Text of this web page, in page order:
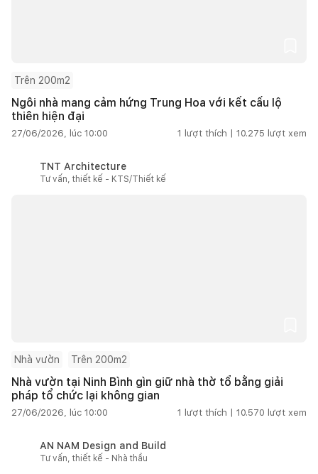
Trên 200m2
Ngôi nhà mang cảm hứng Trung Hoa với kết cấu lộ
thiên hiện đại
27/06/2026, lúc 10:00 1 lượt thích | 10.275 lượt xem
TNT Architecture
Tư vấn, thiết kế - KTS/Thiết kế
Nhà vườn Trên 200m2
Nhà vườn tại Ninh Bình gìn giữ nhà thờ tổ bằng giải
pháp tổ chức lại không gian
27/06/2026, lúc 10:00 1 lượt thích | 10.570 lượt xem
AN NAM Design and Build
Tư vấn, thiết kế - Nhà thầu